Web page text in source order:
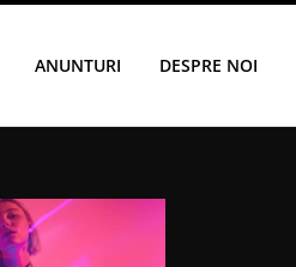
ANUNTURI DESPRE NOI